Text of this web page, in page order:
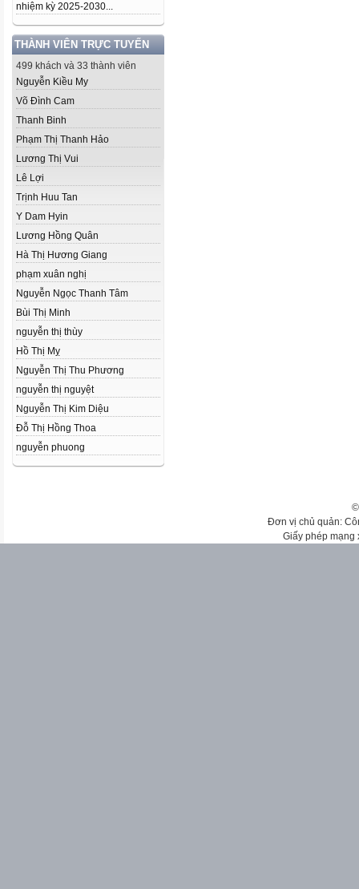
nhiệm kỳ 2025-2030...
THÀNH VIÊN TRỰC TUYẾN
499 khách và 33 thành viên
Nguyễn Kiều My
Võ Đình Cam
Thanh Binh
Phạm Thị Thanh Hảo
Lương Thị Vui
Lê Lợi
Trịnh Huu Tan
Y Dam Hyin
Lương Hồng Quân
Hà Thị Hương Giang
phạm xuân nghị
Nguyễn Ngọc Thanh Tâm
Bùi Thị Minh
nguyễn thị thùy
Hồ Thị Mỵ
Nguyễn Thị Thu Phương
nguyễn thị nguyệt
Nguyễn Thị Kim Diệu
Đỗ Thị Hồng Thoa
nguyễn phuong
Đơn vị chủ quản:
Giấy phép mạng